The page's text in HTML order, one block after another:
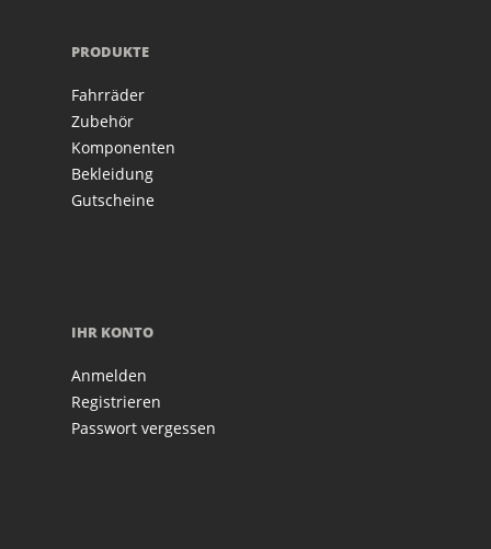
PRODUKTE
Fahrräder
Zubehör
Komponenten
Bekleidung
Gutscheine
IHR KONTO
Anmelden
Registrieren
Passwort vergessen